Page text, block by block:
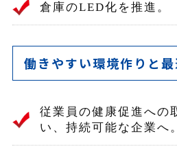
倉庫のLED化を推進。
働きやすい環境作りと最
従業員の健康促進への
い、持続可能な企業へ。